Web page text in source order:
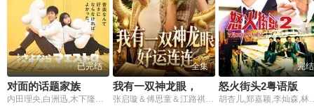
已完结
对面的话题家族
内田理央,白洲迅,木下隆行,小川纱良,永野宗典,山中崇,藤井武美,小野武彦,高冈早纪,那智内田理央,那智
全集
张启璇＆傅思童＆江路祺＆歌子
完结
怒火街头2粤语版
胡杏儿,郑嘉颖,李